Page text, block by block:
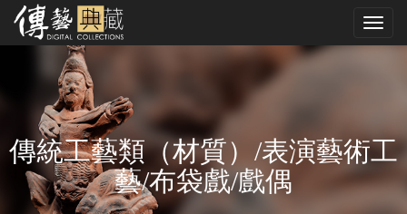
中
傳統工藝類（材質）/表演藝術工
藝/布袋戲/戲偶